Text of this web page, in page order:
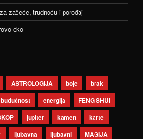
začeće, trudnoću i porođaj
oko
ASTROLOGIJA boje
brak
budućnost energija
FENG SHUI
jupiter kamen
karte
ljubavna ljubavni
MAGIJA